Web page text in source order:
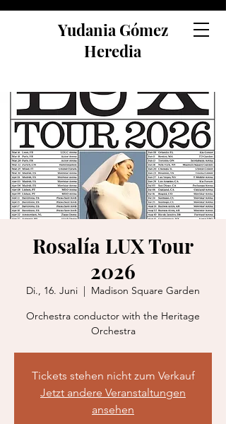
Yudania Gómez
Heredia
Rosalía LUX Tour
2026
Di., 16. Juni
  |
Madison Square Garden
Orchestra conductor with the Heritage
Orchestra
Tickets stehen nicht zum Verkauf
Jetzt andere Veranstaltungen
ansehen